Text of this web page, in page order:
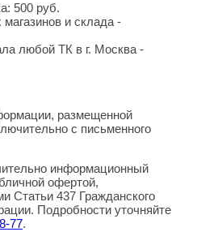
500 руб.
и склада -
любой ТК в г. Москва -
размещенной
с письменного
информационный
офертой,
Статьи 437 Гражданского
Подробности уточняйте
77.